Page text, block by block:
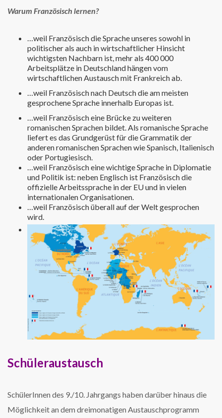
Warum Französisch lernen?
…weil Französisch die Sprache unseres sowohl in
politischer als auch in wirtschaftlicher Hinsicht
wichtigsten Nachbarn ist, mehr als 400 000
Arbeitsplätze in Deutschland hängen vom
wirtschaftlichen Austausch mit Frankreich ab.
…weil Französisch nach Deutsch die am meisten
gesprochene Sprache innerhalb Europas ist.
…weil Französisch eine Brücke zu weiteren
romanischen Sprachen bildet. Als romanische Sprache
liefert es das Grundgerüst für die Grammatik der
anderen romanischen Sprachen wie Spanisch, Italienisch
oder Portugiesisch.
…weil Französisch eine wichtige Sprache in Diplomatie
und Politik ist: neben Englisch ist Französisch die
offizielle Arbeitssprache in der EU und in vielen
internationalen Organisationen.
…weil Französisch überall auf der Welt gesprochen
wird.
Schüleraustausch
SchülerInnen des 9./10. Jahrgangs haben darüber hinaus die
Möglichkeit an dem dreimonatigen Austauschprogramm